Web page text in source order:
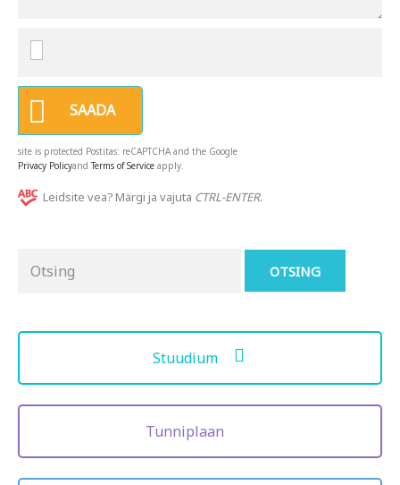
SAADA
site is protected Postitas: reCAPTCHA and the Google
Privacy PolicyandTerms of Service apply.
Leidsite vea? Märgi ja vajuta CTRL-ENTER.
for:
Stuudium
Tunniplaan